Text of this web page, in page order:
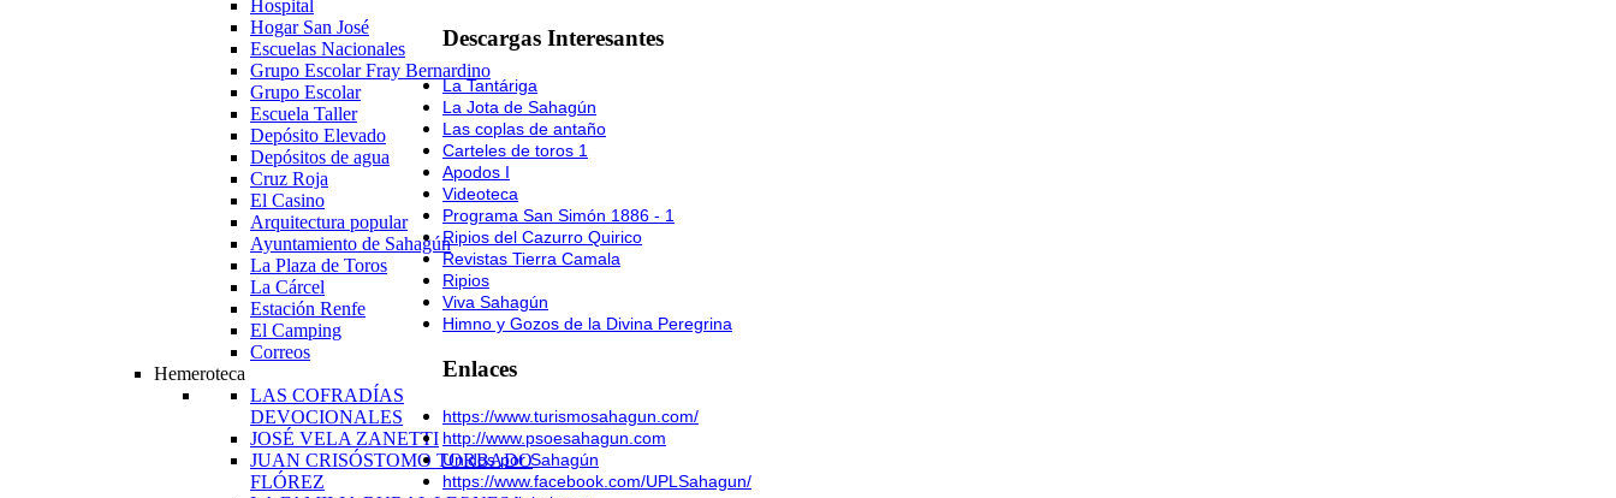
Hospital
Hogar San José
Escuelas Nacionales
Grupo Escolar Fray Bernardino
Grupo Escolar
Escuela Taller
Depósito Elevado
Depósitos de agua
Cruz Roja
El Casino
Arquitectura popular
Ayuntamiento de Sahagún
La Plaza de Toros
La Cárcel
Estación Renfe
El Camping
Correos
Hemeroteca
LAS COFRADÍAS
DEVOCIONALES
JOSÉ VELA ZANETTI
JUAN CRISÓSTOMO TORBADO
FLÓREZ
Descargas Interesantes
La Tantáriga
La Jota de Sahagún
Las coplas de antaño
Carteles de toros 1
Apodos I
Videoteca
Programa San Simón 1886 - 1
Ripios del Cazurro Quirico
Revistas Tierra Camala
Ripios
Viva Sahagún
Himno y Gozos de la Divina Peregrina
Enlaces
https://www.turismosahagun.com/
http://www.psoesahagun.com
Unidos por Sahagún
https://www.facebook.com/UPLSahagun/